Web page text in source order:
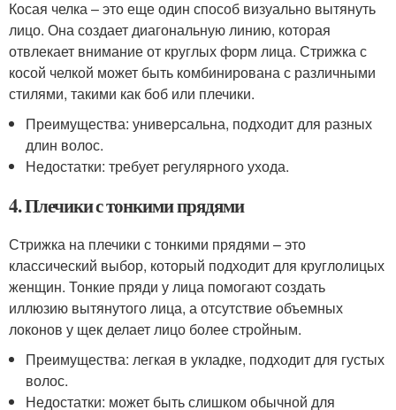
Косая челка – это еще один способ визуально вытянуть
лицо. Она создает диагональную линию, которая
отвлекает внимание от круглых форм лица. Стрижка с
косой челкой может быть комбинирована с различными
стилями, такими как боб или плечики.
Преимущества: универсальна, подходит для разных
длин волос.
Недостатки: требует регулярного ухода.
4. Плечики с тонкими прядями
Стрижка на плечики с тонкими прядями – это
классический выбор, который подходит для круглолицых
женщин. Тонкие пряди у лица помогают создать
иллюзию вытянутого лица, а отсутствие объемных
локонов у щек делает лицо более стройным.
Преимущества: легкая в укладке, подходит для густых
волос.
Недостатки: может быть слишком обычной для